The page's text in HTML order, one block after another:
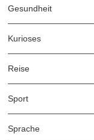
Gesundheit
Kurioses
Reise
Sport
Sprache